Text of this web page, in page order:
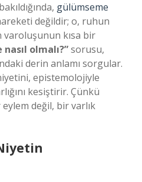
gülümseme
değildir; o, ruhun
varoluşunun kısa bir
olmalı?”sorusu,
derin anlamı sorgular.
epistemolojiyle
kesiştirir. Çünkü
değil, bir varlık